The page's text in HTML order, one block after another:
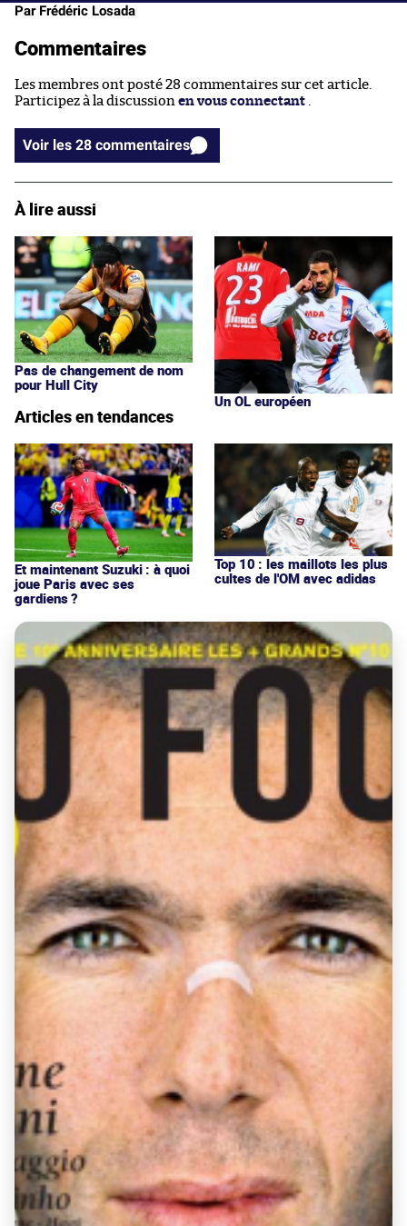
Par Frédéric Losada
Commentaires
Les membres ont posté 28 commentaires sur cet article.
Participez à la discussion en vous connectant
Voir les 28 commentaires
À lire aussi
Pas de changement de nom
pour Hull City
Un OL européen
Articles en tendances
Et maintenant Suzuki : à quoi
joue Paris avec ses
gardiens ?
Top 10 : les maillots les plus
cultes de l'OM avec adidas